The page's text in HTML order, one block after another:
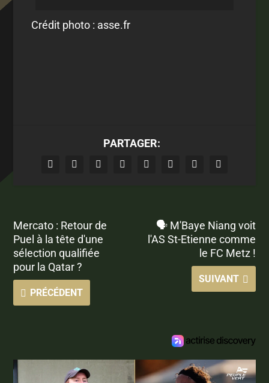
Crédit photo : asse.fr
PARTAGER:
Mercato : Retour de
Puel à la tête d'une
sélection qualifiée
pour la Qatar ?
PRÉCÉDENT
🗣 M'Baye Niang voit
l'AS St-Etienne comme
le FC Metz !
SUIVANT